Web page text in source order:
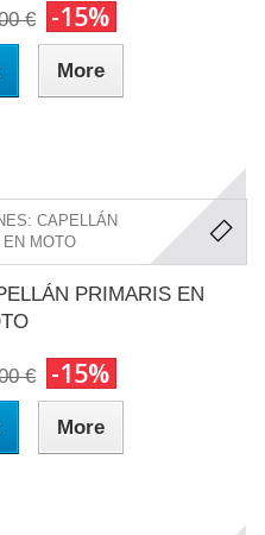
€ -15%
More
PRIMARIS EN
€ -15%
More